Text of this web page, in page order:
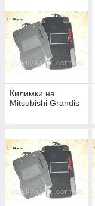
Килимки на
Mitsubishi Grandis